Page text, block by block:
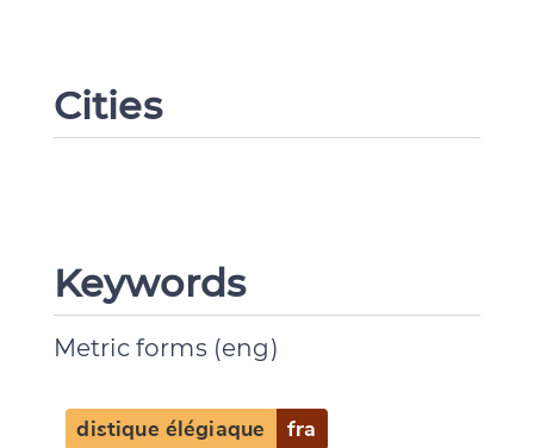
Cities
Keywords
Metric forms (eng)
distique élégiaque fra